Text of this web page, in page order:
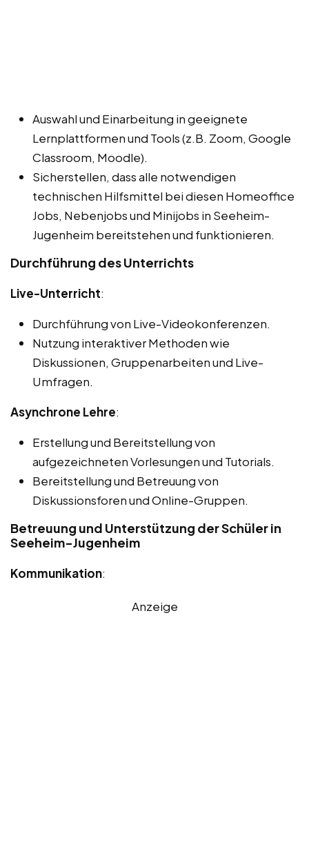
Auswahl und Einarbeitung in geeignete
Lernplattformen und Tools (z.B. Zoom, Google
Classroom, Moodle).
Sicherstellen, dass alle notwendigen
technischen Hilfsmittel bei diesen Homeoffice
Jobs, Nebenjobs und Minijobs in Seeheim-
Jugenheim bereitstehen und funktionieren.
Durchführung des Unterrichts
Live-Unterricht:
Durchführung von Live-Videokonferenzen.
Nutzung interaktiver Methoden wie
Diskussionen, Gruppenarbeiten und Live-
Umfragen.
Asynchrone Lehre:
Erstellung und Bereitstellung von
aufgezeichneten Vorlesungen und Tutorials.
Bereitstellung und Betreuung von
Diskussionsforen und Online-Gruppen.
Betreuung und Unterstützung der Schüler in
Seeheim-Jugenheim
Kommunikation:
Anzeige